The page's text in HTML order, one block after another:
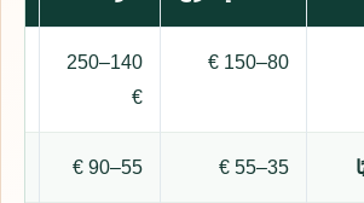
80–150 €
140–250
€
35–55 €
55–90 €